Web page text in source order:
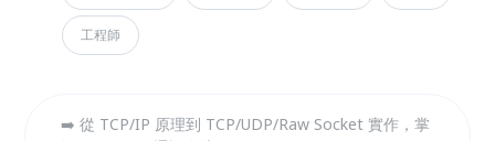
工程師
➡️ 從 TCP/IP 原理到 TCP/UDP/Raw Socket 實作，掌